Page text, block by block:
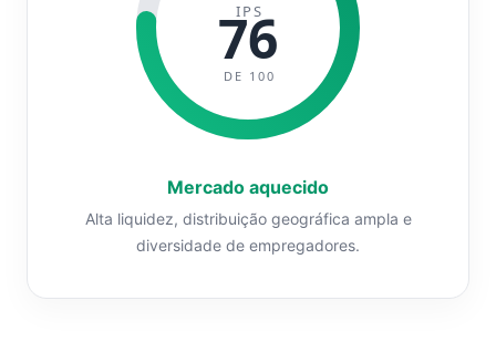
IPS
76
DE 100
Mercado aquecido
Alta liquidez, distribuição geográfica ampla e
diversidade de empregadores.